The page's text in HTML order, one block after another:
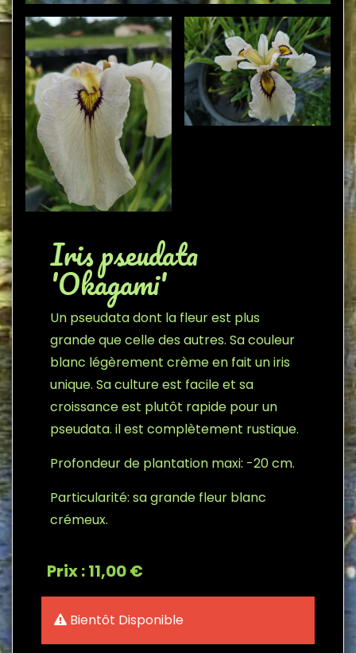
Iris pseudata
'Okagami'
Un pseudata dont la fleur est plus
grande que celle des autres. Sa couleur
blanc légèrement crème en fait un iris
unique. Sa culture est facile et sa
croissance est plutôt rapide pour un
pseudata. il est complètement rustique.
Profondeur de plantation maxi: -20 cm.
Particularité: sa grande fleur blanc
crémeux.
Prix : 11,00 €
Bientôt Disponible